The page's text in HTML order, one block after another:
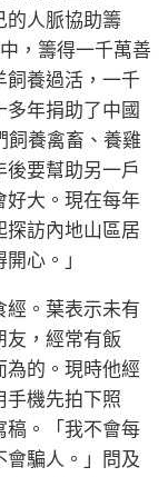
的人脈協助籌
，籌得一千萬善
飼養過活，一千
年捐助了中國
飼養禽畜、養雞
要幫助另一戶
好大。現在每年
探訪內地山區居
心。」
經。葉表示未有
友，經常有飯
為的。現時他經
手機先拍下照
稿。「我不會每
會騙人。」問及